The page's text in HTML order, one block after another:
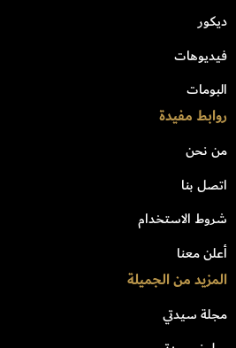
ديكور
فيديوهات
البومات
روابط مفيدة
من نحن
اتصل بنا
شروط الاستخدام
أعلن معنا
المزيد من الجميلة
مجلة سيدتي